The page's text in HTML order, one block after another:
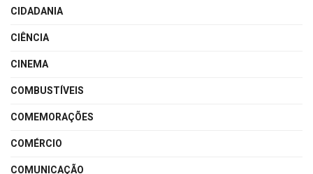
CIDADANIA
CIÊNCIA
CINEMA
COMBUSTÍVEIS
COMEMORAÇÕES
COMÉRCIO
COMUNICAÇÃO